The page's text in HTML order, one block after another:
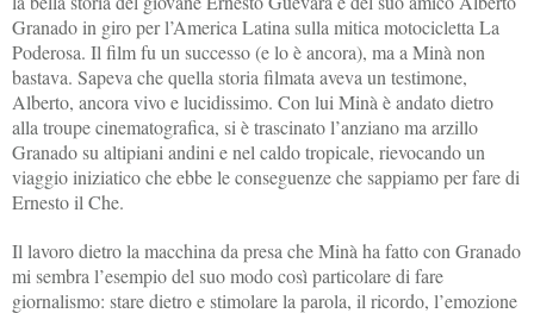
Granado in giro per l’America Latina sulla mitica motocicletta La
Poderosa. Il film fu un successo (e lo è ancora), ma a Minà non
bastava. Sapeva che quella storia filmata aveva un testimone,
Alberto, ancora vivo e lucidissimo. Con lui Minà è andato dietro
alla troupe cinematografica, si è trascinato l’anziano ma arzillo
Granado su altipiani andini e nel caldo tropicale, rievocando un
viaggio iniziatico che ebbe le conseguenze che sappiamo per fare di
Ernesto il Che.
Il lavoro dietro la macchina da presa che Minà ha fatto con Granado
mi sembra l’esempio del suo modo così particolare di fare
giornalismo: stare dietro e stimolare la parola, il ricordo, l’emozione